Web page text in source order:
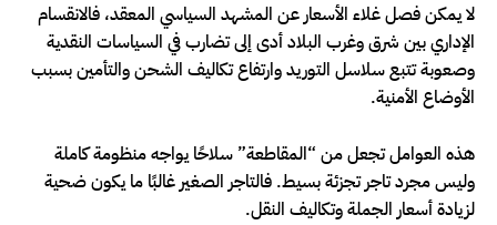
لا يمكن فصل غلاء الأسعار عن المشهد السياسي المعقد، فالانقسام
الإداري بين شرق وغرب البلاد أدى إلى تضارب في السياسات النقدية
وصعوبة تتبع سلاسل التوريد وارتفاع تكاليف الشحن والتأمين بسبب
الأوضاع الأمنية.
هذه العوامل تجعل من “المقاطعة” سلاحًا يواجه منظومة كاملة
وليس مجرد تاجر تجزئة بسيط. فالتاجر الصغير غالبًا ما يكون ضحية
لزيادة أسعار الجملة وتكاليف النقل.